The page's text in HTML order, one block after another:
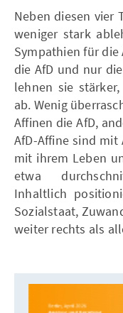
Neben diesen vier
weniger stark
Sympathien für die
die AfD und nur
lehnen sie
ab. Wenig
Affinen die AfD,
AfD-Affine sind
mit ihrem Leben
etwa
Inhaltlich
Sozialstaat,
weiter rechts als